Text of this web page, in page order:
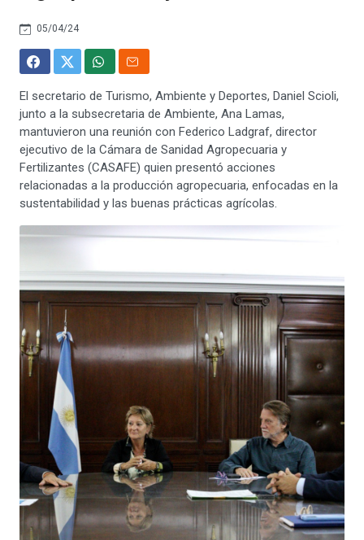
05/04/24
El secretario de Turismo, Ambiente y Deportes, Daniel Scioli,
junto a la subsecretaria de Ambiente, Ana Lamas,
mantuvieron una reunión con Federico Ladgraf, director
ejecutivo de la Cámara de Sanidad Agropecuaria y
Fertilizantes (CASAFE) quien presentó acciones
relacionadas a la producción agropecuaria, enfocadas en la
sustentabilidad y las buenas prácticas agrícolas.